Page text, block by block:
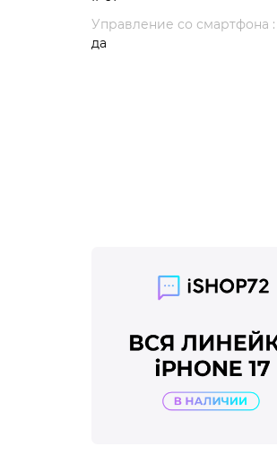
Управление со смартфона :
да